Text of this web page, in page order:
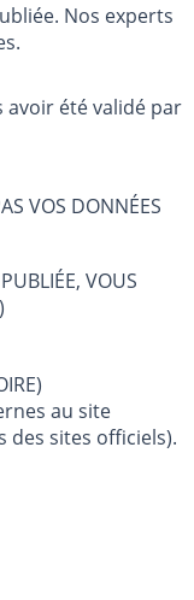
Nos experts
été validé par
VOS DONNÉES
VOUS
au site
des sites officiels).